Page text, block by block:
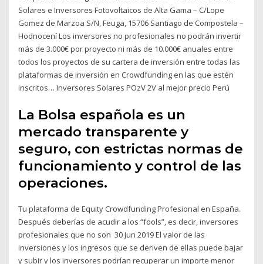
Solares e Inversores Fotovoltaicos de Alta Gama – C/Lope
Gomez de Marzoa S/N, Feuga, 15706 Santiago de Compostela –
Hodnocení Los inversores no profesionales no podrán invertir
más de 3.000€ por proyecto ni más de 10.000€ anuales entre
todos los proyectos de su cartera de inversión entre todas las
plataformas de inversión en Crowdfunding en las que estén
inscritos… Inversores Solares POzV 2V al mejor precio Perú
La Bolsa española es un
mercado transparente y
seguro, con estrictas normas de
funcionamiento y control de las
operaciones.
Tu plataforma de Equity Crowdfunding Profesional en España.
Después deberías de acudir a los “fools”, es decir, inversores
profesionales que no son 30 Jun 2019 El valor de las
inversiones y los ingresos que se deriven de ellas puede bajar
y subir y los inversores podrían recuperar un importe menor